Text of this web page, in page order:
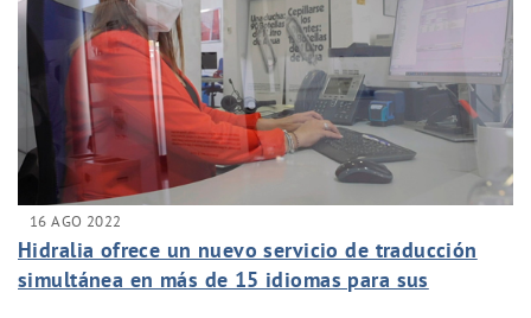
16 AGO 2022
Hidralia ofrece un nuevo servicio de traducción
simultánea en más de 15 idiomas para sus